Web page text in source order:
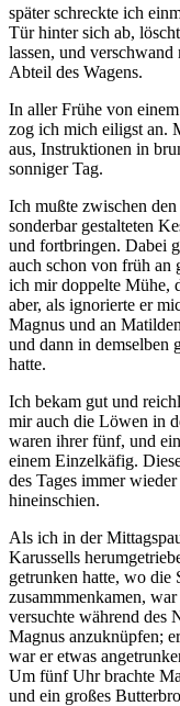
später schreckte ich
Tür hinter sich ab,
lassen, und
Abteil des Wagens.
In aller Frühe von
zog ich mich eiligst an.
aus, Instruktionen in
sonniger Tag.
Ich mußte zwischen
sonderbar gestalteten
und fortbringen. Dabei
auch schon von früh an
ich mir doppelte Mühe,
aber, als ignorierte er
Magnus und an
und dann in demselben
hatte.
Ich bekam gut und
mir auch die Löwen in
waren ihrer fünf, und
einem Einzelkäfig.
des Tages immer
hineinschien.
Als ich in der
Karussells
getrunken hatte, wo die
zusammmenkamen,
versuchte während des
Magnus anzuknüpfen;
war er etwas
Um fünf Uhr brachte
und ein großes